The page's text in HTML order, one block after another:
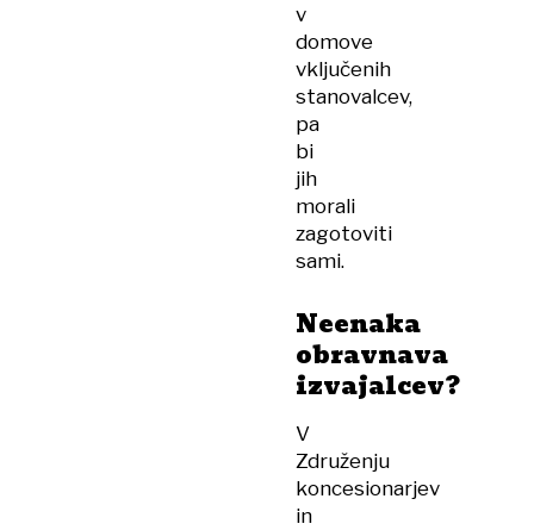
v
domove
vključenih
stanovalcev,
pa
bi
jih
morali
zagotoviti
sami.
Neenaka
obravnava
izvajalcev?
V
Združenju
koncesionarjev
in